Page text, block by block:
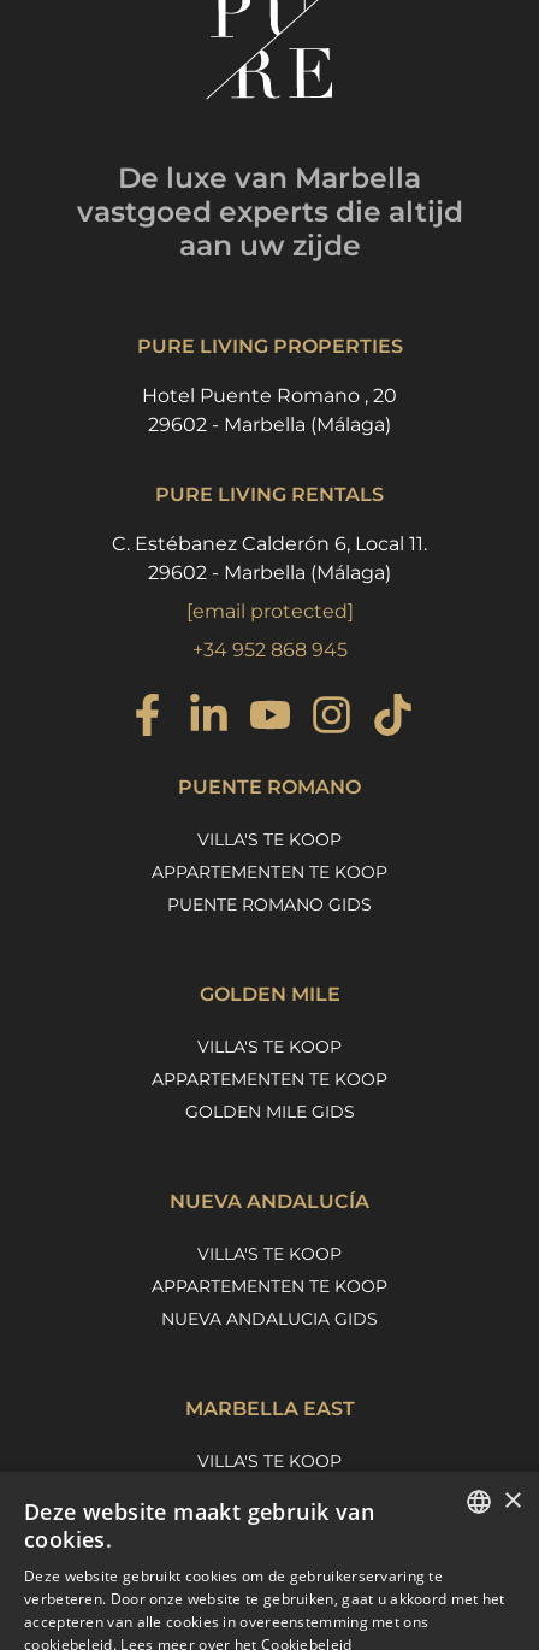
De luxe van Marbella
vastgoed experts die altijd
aan uw zijde
PURE LIVING PROPERTIES
Hotel Puente Romano , 20
29602 - Marbella (Málaga)
PURE LIVING RENTALS
C. Estébanez Calderón 6, Local 11.
29602 - Marbella (Málaga)
[email protected]
+34 952 868 945
PUENTE ROMANO
VILLA'S TE KOOP
APPARTEMENTEN TE KOOP
PUENTE ROMANO GIDS
GOLDEN MILE
VILLA'S TE KOOP
APPARTEMENTEN TE KOOP
GOLDEN MILE GIDS
NUEVA ANDALUCÍA
VILLA'S TE KOOP
APPARTEMENTEN TE KOOP
NUEVA ANDALUCIA GIDS
MARBELLA EAST
VILLA'S TE KOOP
MARBELLA EAST GUIDE
SPANISH
×
Deze website maakt gebruik van
cookies.
Deze website gebruikt cookies om de gebruikerservaring te
verbeteren. Door onze website te gebruiken, gaat u akkoord met het
accepteren van alle cookies in overeenstemming met ons
cookiebeleid. Lees meer over het Cookiebeleid